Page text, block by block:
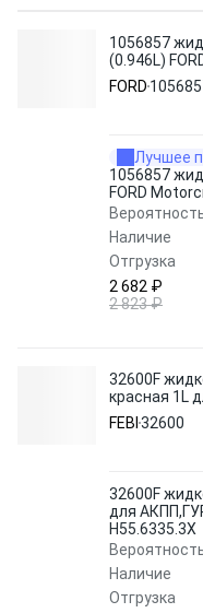
1056857
(0.946L)
FORD
Лучшее
1056857
FORD
Наличие
Отгрузка
2 682 ₽
2 823 ₽
32600F
красная 1L
MB 236.41,
FEBI 32600
32600F
для
H55.6335.3X
Наличие
Отгрузка